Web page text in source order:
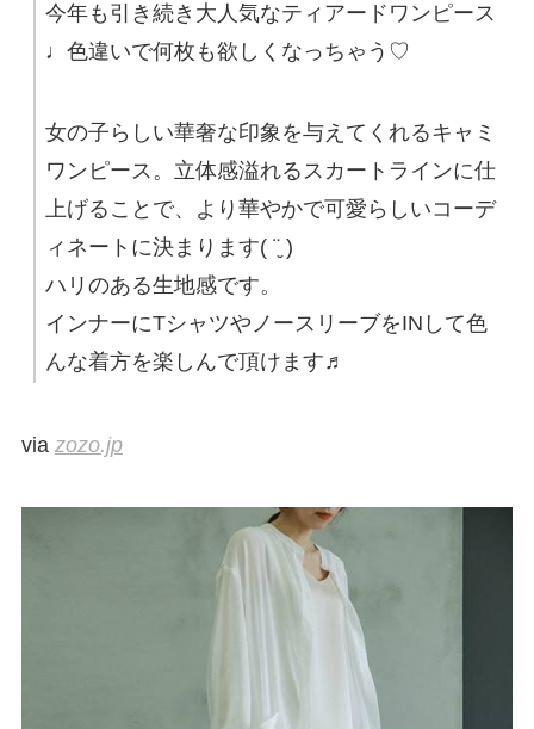
今年も引き続き大人気なティアードワンピース
♩色違いで何枚も欲しくなっちゃう♡
女の子らしい華奢な印象を与えてくれるキャミ
ワンピース。立体感溢れるスカートラインに仕
上げることで、より華やかで可愛らしいコーデ
ィネートに決まります( ¨̮ )
ハリのある生地感です。
インナーにTシャツやノースリーブをINして色
んな着方を楽しんで頂けます♬
via zozo.jp